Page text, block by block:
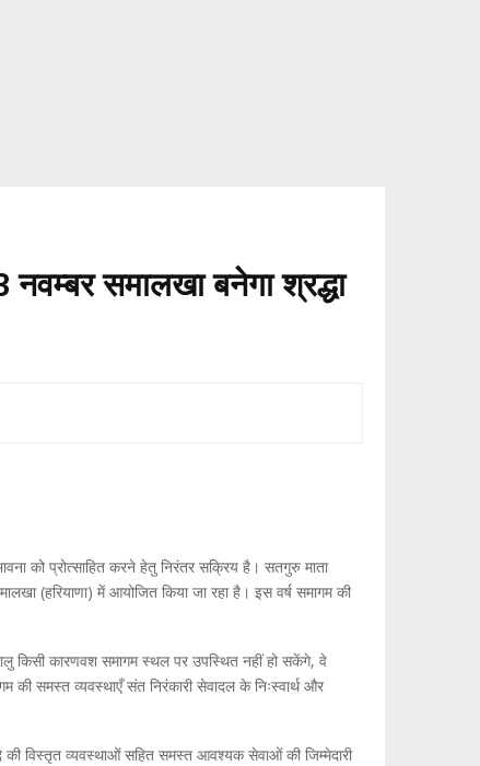
समालखा बनेगा श्रद्धा
को प्रोत्साहित करने हेतु निरंतर सक्रिय है। सतगुरु माता
(हरियाणा) में आयोजित किया जा रहा है। इस वर्ष समागम की
किसी कारणवश समागम स्थल पर उपस्थित नहीं हो सकेंगे, वे
समस्त व्यवस्थाएँ संत निरंकारी सेवादल के निःस्वार्थ और
की विस्तृत व्यवस्थाओं सहित समस्त आवश्यक सेवाओं की जिम्मेदारी